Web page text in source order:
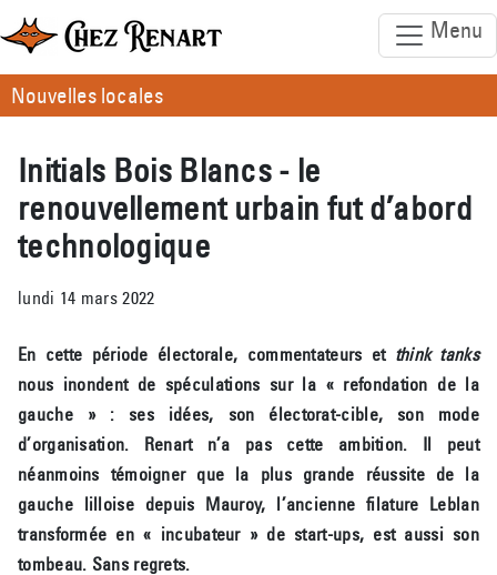
Menu
Nouvelles locales
Initials Bois Blancs - le
renouvellement urbain fut d’abord
technologique
lundi 14 mars 2022
En cette période électorale, commentateurs et think tanks
nous inondent de spéculations sur la « refondation de la
gauche » : ses idées, son électorat-cible, son mode
d’organisation. Renart n’a pas cette ambition. Il peut
néanmoins témoigner que la plus grande réussite de la
gauche lilloise depuis Mauroy, l’ancienne filature Leblan
transformée en « incubateur » de start-ups, est aussi son
tombeau. Sans regrets.